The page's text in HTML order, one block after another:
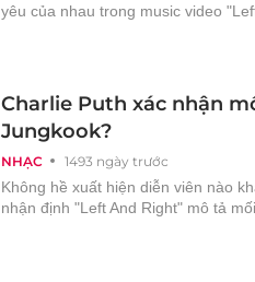
yêu của nhau trong music video
NHẠC 1493 ngày trước
Charlie Puth xác nhận
Jungkook?
Không hề xuất hiện diễn viên nào
nhận định "Left And Right" mô tả